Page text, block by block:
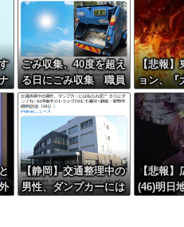
ごみ収集、40度を超え
る日にごみ収集 職員
はサボっていると思わ
れたくなくて休めない
【悲報】
ョン、『
しまう！
【静岡】交通整理中の
男性、ダンプカーには
【悲報】
(46)明日